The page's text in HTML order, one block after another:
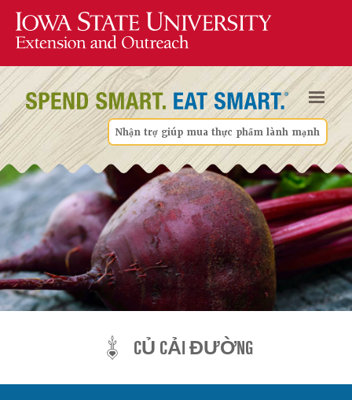
Nhận trợ giúp mua thực phẩm lành mạnh
CỦ CẢI ĐƯỜNG